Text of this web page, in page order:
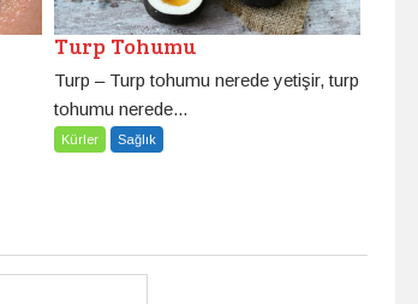
Turp Tohumu
Turp – Turp tohumu nerede yetişir, turp
tohumu nerede...
Kürler Sağlık